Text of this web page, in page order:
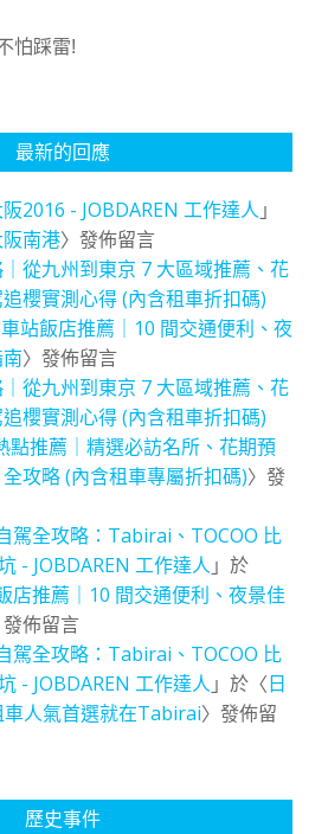
怕踩雷!
最新的回應
2016 - JOBDAREN 工作達人 」
南港〉發佈留言
從九州到東京 7 大區域推薦、花
櫻實測心得 (內含租車折扣碼)
站飯店推薦｜10 間交通便利、夜
〉發佈留言
從九州到東京 7 大區域推薦、花
櫻實測心得 (內含租車折扣碼)
點推薦｜精選必訪名所、花期預
攻略 (內含租車專屬折扣碼)〉發
駕全攻略：Tabirai、TOCOO 比
- JOBDAREN 工作達人 」於
店推薦｜10 間交通便利、夜景佳
發佈留言
駕全攻略：Tabirai、TOCOO 比
- JOBDAREN 工作達人 」於〈日
車人氣首選就在Tabirai〉發佈留
歷史事件